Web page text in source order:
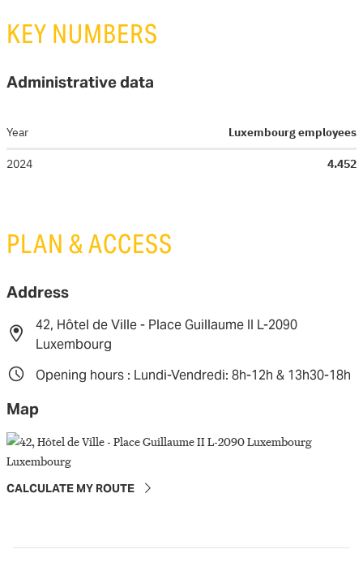
KEY NUMBERS
Administrative data
Year Luxembourg employees
2024 4.452
PLAN & ACCESS
Address
42, Hôtel de Ville - Place Guillaume II L-2090
Luxembourg
Opening hours : Lundi-Vendredi: 8h-12h & 13h30-18h
Map
CALCULATE MY ROUTE